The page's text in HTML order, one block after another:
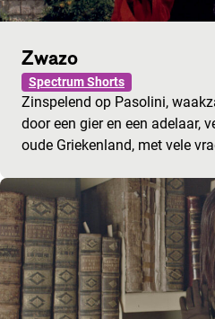
Zwazo
Spectrum Shorts
Zinspelend op Pasolini,
door een gier en een adelaar,
oude Griekenland, met vele